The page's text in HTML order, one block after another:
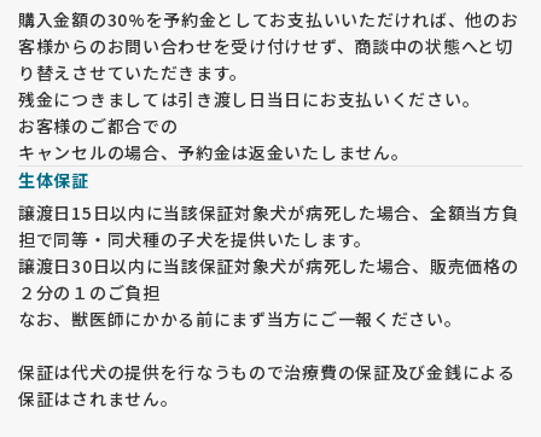
購入金額の30%を予約金としてお支払いいただければ、他のお
客様からのお問い合わせを受け付けせず、商談中の状態へと切
り替えさせていただきます。
残金につきましては引き渡し日当日にお支払いください。
お客様のご都合での
キャンセルの場合、予約金は返金いたしません。
生体保証
譲渡日15日以内に当該保証対象犬が病死した場合、全額当方負
担で同等・同犬種の子犬を提供いたします。
譲渡日30日以内に当該保証対象犬が病死した場合、販売価格の
２分の１のご負担
なお、獣医師にかかる前にまず当方にご一報ください。
保証は代犬の提供を行なうもので治療費の保証及び金銭による
保証はされません。